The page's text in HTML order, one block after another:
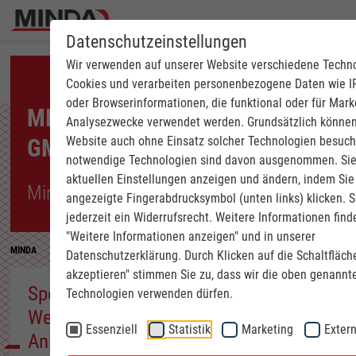
Datenschutzeinstellungen
Wir verwenden auf unserer Website verschiedene
Cookies und verarbeiten personenbezogene Daten wie
oder Browserinformationen, die funktional oder für
Analysezwecke verwendet werden. Grundsätzlich
Website auch ohne Einsatz solcher Technologien
notwendige Technologien sind davon ausgenommen.
aktuellen Einstellungen anzeigen und ändern, indem
angezeigte Fingerabdrucksymbol (unten links) klicken.
jederzeit ein Widerrufsrecht. Weitere Informationen
"Weitere Informationen anzeigen" und in unserer
Datenschutzerklärung. Durch Klicken auf die
akzeptieren" stimmen Sie zu, dass wir die oben
Technologien verwenden dürfen.
Essenziell Statistik Marketing
MINDA INDUSTRIEANLAGEN
GMBH
Minden
MINDA Wir sind MINDA Unternehmen der MINDA Gruppe
Spezialist für Intralogistik in der
Wellpappenindustrie und für den
Anlagenbau der Massivholzindustrie